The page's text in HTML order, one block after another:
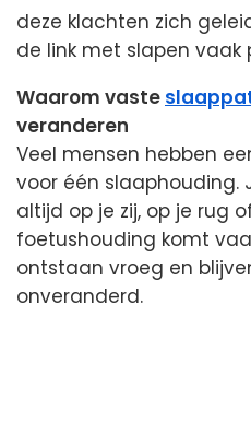
deze klachten zich
de link met slapen vaak
Waarom vaste
veranderen
Veel mensen hebben
voor één slaaphouding.
altijd op je zij, op je rug
foetushouding komt
ontstaan vroeg en
onveranderd.